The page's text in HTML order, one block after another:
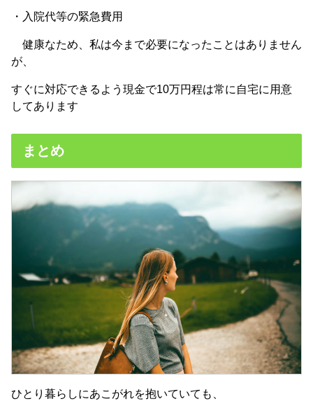
・入院代等の緊急費用
健康なため、私は今まで必要になったことはありません
が、
すぐに対応できるよう現金で10万円程は常に自宅に用意
してあります
まとめ
ひとり暮らしにあこがれを抱いていても、